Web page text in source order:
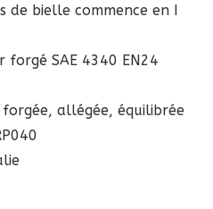
de bielle commence en I
forgé SAE 4340 EN24
allégée, équilibrée